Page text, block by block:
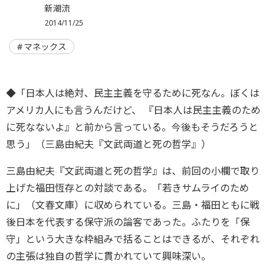
新潮流
2014/11/25
マネックス
◆「日本人は絶対、民主主義を守るために死なん。ぼくは
アメリカ人にも言うんだけど、 『日本人は民主主義のため
に死なないよ』と前から言っている。今後もそうだろうと
思う」（三島由紀夫『文武両道と死の哲学』）
三島由紀夫『文武両道と死の哲学』は、前回の小欄で取り
上げた福田恆存との対談である。「若きサムライのため
に」（文春文庫）に収められている。三島・福田ともに戦
後日本を代表する保守派の論客であった。ふたりを「保
守」という大きな枠組みで括ることはできるが、それぞれ
の主張は独自の哲学に貫かれていて興味深い。